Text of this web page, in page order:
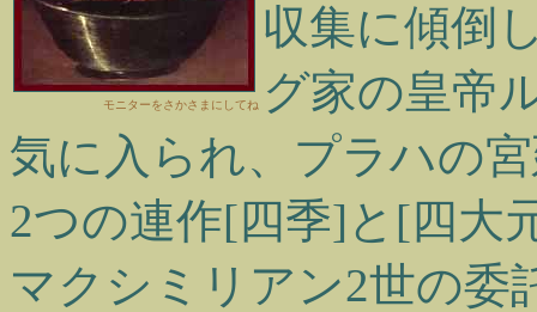
モニターをさかさまにしてね
収集に傾倒
グ家の皇帝
気に入られ、プラハの
2つの連作[四季]と[四大
マクシミリアン2世の委